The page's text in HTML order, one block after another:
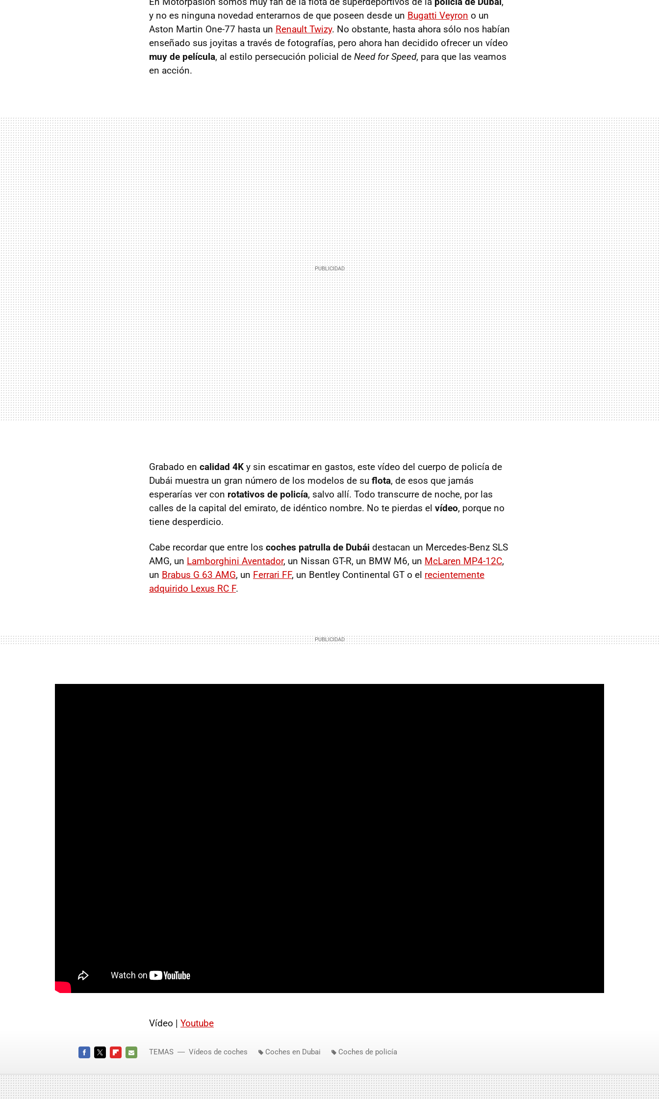
y no es ninguna novedad enterarnos de que poseen desde un Bugatti Veyron o un
Aston Martin One-77 hasta un Renault Twizy. No obstante, hasta ahora sólo nos habían
enseñado sus joyitas a través de fotografías, pero ahora han decidido ofrecer un vídeo
muy de película, al estilo persecución policial de Need for Speed, para que las veamos
en acción.
Grabado en calidad 4K y sin escatimar en gastos, este vídeo del cuerpo de policía de
Dubái muestra un gran número de los modelos de su flota, de esos que jamás
esperarías ver con rotativos de policía, salvo allí. Todo transcurre de noche, por las
calles de la capital del emirato, de idéntico nombre. No te pierdas el vídeo, porque no
tiene desperdicio.
Cabe recordar que entre los coches patrulla de Dubái destacan un Mercedes-Benz SLS
AMG, un Lamborghini Aventador, un Nissan GT-R, un BMW M6, un McLaren MP4-12C,
un Brabus G 63 AMG, un Ferrari FF, un Bentley Continental GT o el recientemente
adquirido Lexus RC F.
Vídeo | Youtube
MAIL
TEMAS Vídeos de coches Coches en Dubai Coches de policía